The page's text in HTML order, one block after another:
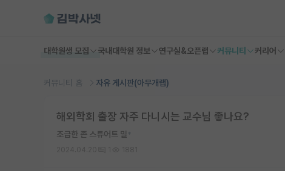
대학원생 모집 국내대학원 정보 연구실&오픈랩 커뮤니티 커리어
커뮤니티 홈 자유 게시판(아무개랩)
해외학회 출장 자주 다니시는 교수님 좋나요?
조급한 존 스튜어트 밀